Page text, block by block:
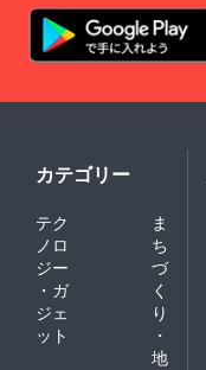
カテゴリー
テク
ノロ
ジー
・ガ
ジェ
ット
ま
ち
づ
く
り
・
地